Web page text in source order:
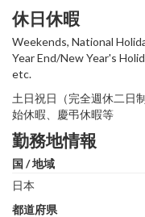
休日休暇
Weekends, National
Year End/New Year's
etc.
土日祝日（完全週休二日
始休暇、慶弔休暇等
勤務地情報
国 / 地域
日本
都道府県